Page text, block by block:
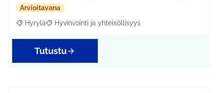
Arvioitavana
Rajaa tulokset aihepiirin mukaan: Hyrylä
Hyrylä Rajaa tulokset teeman mukaan: Hyvinvointi ja
Hyvinvointi ja yhteisöllisyys
Tutustu